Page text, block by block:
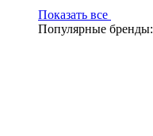
Показать все
Популярные бренды: